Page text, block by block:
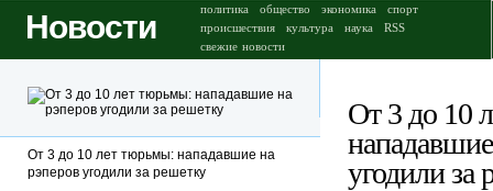
Новости политика общество экономика
спорт
происшествия
культура наука
RSS
свежие новости
От 3 до 10
угодили за
От 3 до 10 лет тюрьмы: нападавшие на
рэперов угодили за решетку